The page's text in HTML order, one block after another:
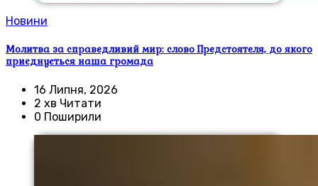
Новини
Молитва за справедливий мир: слово Предстоятеля, до якого
приєднується наша громада
16 Липня, 2026
2 хв Читати
0 Поширили